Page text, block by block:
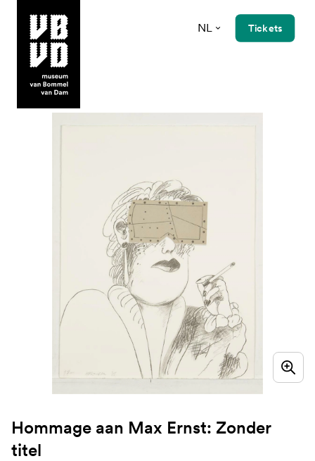
museum van Bommel van Dam
NL Tickets
Hommage aan Max Ernst: Zonder
titel